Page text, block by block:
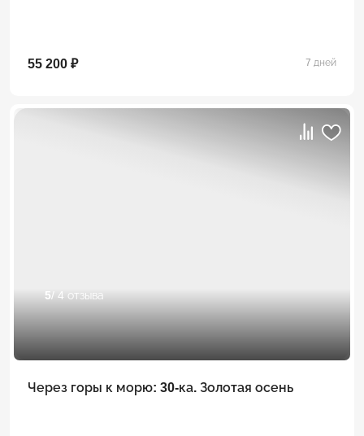
55 200 ₽ 7 дней
5/ 4 отзыва
Через горы к морю: 30-ка. Золотая осень